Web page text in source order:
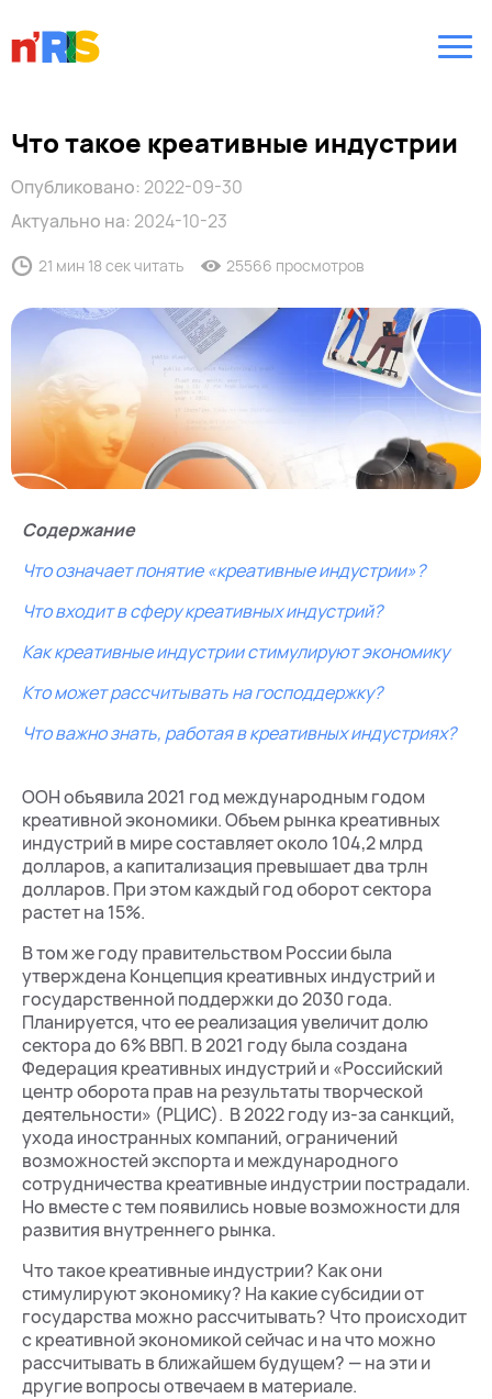
Что такое креативные индустрии
Опубликовано: 2022-09-30
Актуально на: 2024-10-23
21 мин 18 сек читать 25566 просмотров
Содержание
Что означает понятие «креативные индустрии»?
Что входит в сферу креативных индустрий?
Как креативные индустрии стимулируют экономику
Кто может рассчитывать на господдержку?
Что важно знать, работая в креативных индустриях?
ООН объявила 2021 год международным годом
креативной экономики. Объем рынка креативных
индустрий в мире составляет около 104,2 млрд
долларов, а капитализация превышает два трлн
долларов. При этом каждый год оборот сектора
растет на 15%.
В том же году правительством России была
утверждена Концепция креативных индустрий и
государственной поддержки до 2030 года.
Планируется, что ее реализация увеличит долю
сектора до 6% ВВП. В 2021 году была создана
Федерация креативных индустрий и «Российский
центр оборота прав на результаты творческой
деятельности» (РЦИС). В 2022 году из-за санкций,
ухода иностранных компаний, ограничений
возможностей экспорта и международного
сотрудничества креативные индустрии пострадали.
Но вместе с тем появились новые возможности для
развития внутреннего рынка.
Что такое креативные индустрии? Как они
стимулируют экономику? На какие субсидии от
государства можно рассчитывать? Что происходит
с креативной экономикой сейчас и на что можно
рассчитывать в ближайшем будущем? — на эти и
другие вопросы отвечаем в материале.